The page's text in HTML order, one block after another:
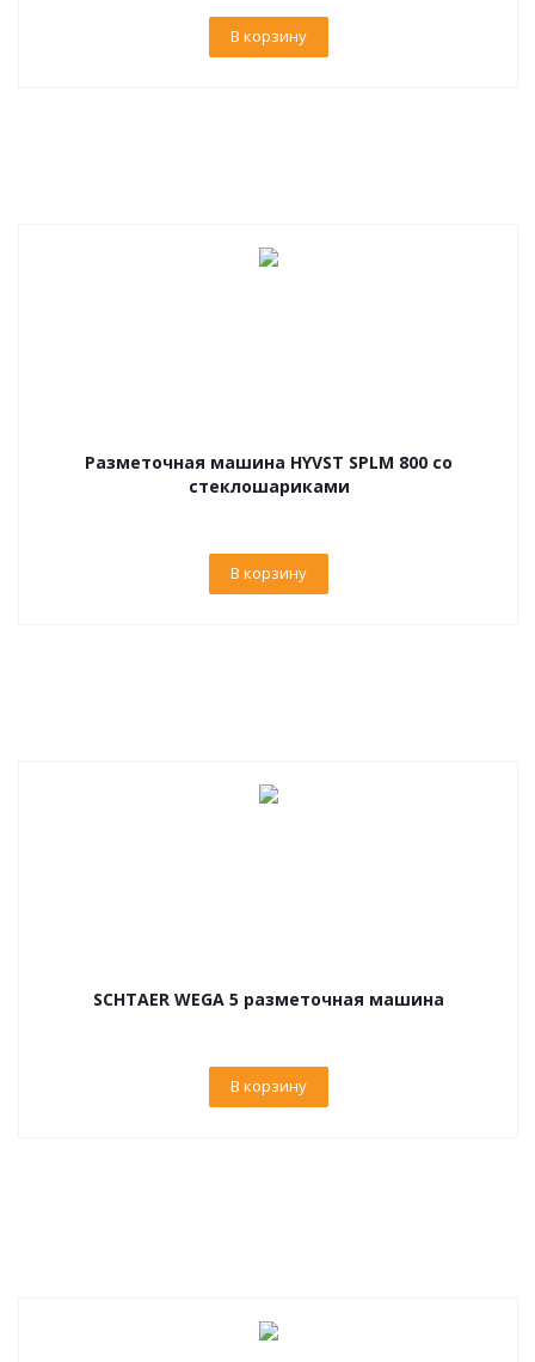
В корзину
Разметочная машина HYVST SPLM 800 со
стеклошариками
В корзину
SCHTAER WEGA 5 разметочная машина
В корзину